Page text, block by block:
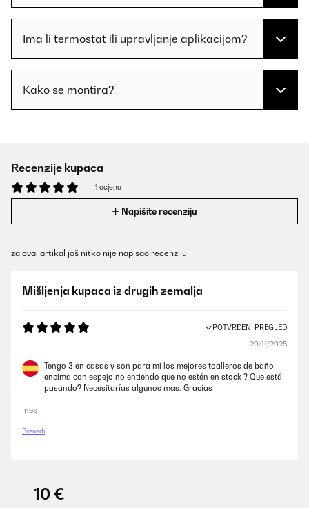
Ima li termostat ili upravljanje aplikacijom?
Kako se montira?
Recenzije kupaca
1 ocjena
Napišite recenziju
za ovaj artikal još nitko nije napisao recenziju
Mišljenja kupaca iz drugih zemalja
POTVRĐENI PREGLED
20/11/2025
Tengo 3 en casas y son para mi los mejores toalleros de baño
encima con espejo no entiendo que no estén en stock ? Que está
pasando? Necesitarías algunos mas. Gracias
Ines
Prevedi
-10 €